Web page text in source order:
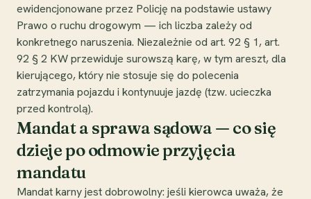
ewidencjonowane przez Policję na podstawie ustawy
Prawo o ruchu drogowym — ich liczba zależy od
konkretnego naruszenia. Niezależnie od art. 92 § 1, art.
92 § 2 KW przewiduje surowszą karę, w tym areszt, dla
kierującego, który nie stosuje się do polecenia
zatrzymania pojazdu i kontynuuje jazdę (tzw. ucieczka
przed kontrolą).
Mandat a sprawa sądowa — co się
dzieje po odmowie przyjęcia
mandatu
Mandat karny jest dobrowolny: jeśli kierowca uważa, że